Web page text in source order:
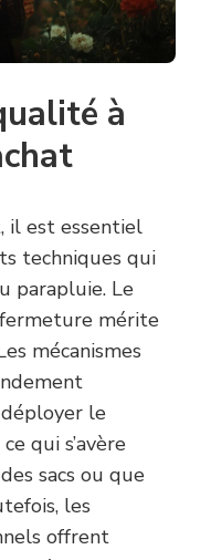
à
il est essentiel
techniques qui
parapluie. Le
mérite
mécanismes
le
qui s’avère
sacs ou que
les
offrent